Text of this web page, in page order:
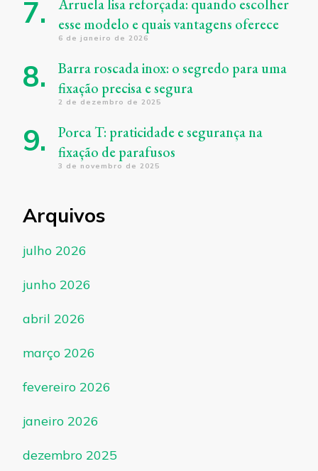
Arruela lisa reforçada: quando escolher
esse modelo e quais vantagens oferece
6 de janeiro de 2026
Barra roscada inox: o segredo para uma
fixação precisa e segura
2 de dezembro de 2025
Porca T: praticidade e segurança na
fixação de parafusos
3 de novembro de 2025
Arquivos
julho 2026
junho 2026
abril 2026
março 2026
fevereiro 2026
janeiro 2026
dezembro 2025